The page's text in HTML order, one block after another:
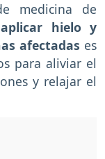
medicina de
aplicar hielo y
afectadas es
para aliviar el
y relajar el